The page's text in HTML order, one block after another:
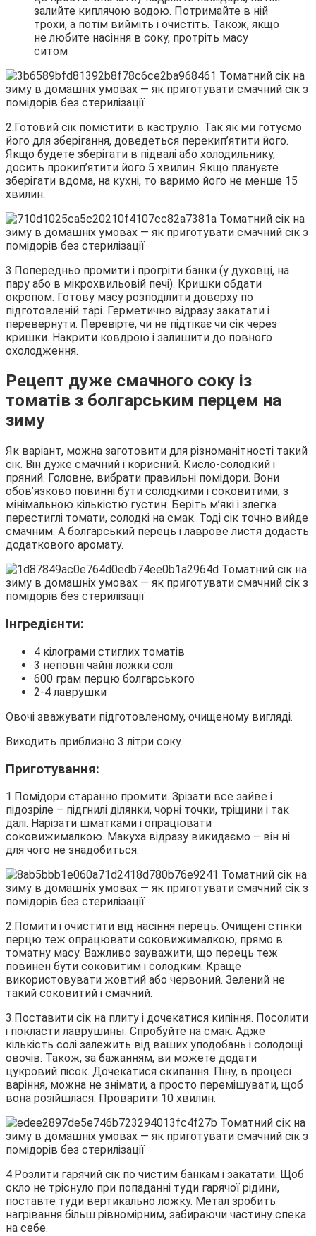
залийте киплячою водою. Потримайте в ній
трохи, а потім вийміть і очистіть. Також, якщо
не любите насіння в соку, протріть масу
ситом
2.Готовий сік помістити в каструлю. Так як ми готуємо
його для зберігання, доведеться перекип’ятити його.
Якщо будете зберігати в підвалі або холодильнику,
досить прокип’ятити його 5 хвилин. Якщо плануєте
зберігати вдома, на кухні, то варимо його не менше 15
хвилин.
3.Попередньо промити і прогріти банки (у духовці, на
пару або в мікрохвильовій печі). Кришки обдати
окропом. Готову масу розподілити доверху по
підготовленій тарі. Герметично відразу закатати і
перевернути. Перевірте, чи не підтікає чи сік через
кришки. Накрити ковдрою і залишити до повного
охолодження.
Рецепт дуже смачного соку із
томатів з болгарським перцем на
зиму
Як варіант, можна заготовити для різноманітності такий
сік. Він дуже смачний і корисний. Кисло-солодкий і
пряний. Головне, вибрати правильні помідори. Вони
обов’язково повинні бути солодкими і соковитими, з
мінімальною кількістю густин. Беріть м’які і злегка
перестиглі томати, солодкі на смак. Тоді сік точно вийде
смачним. А болгарський перець і лаврове листя додасть
додаткового аромату.
Інгредієнти:
4 кілограми стиглих томатів
3 неповні чайні ложки солі
600 грам перцю болгарського
2-4 лаврушки
Овочі зважувати підготовленому, очищеному вигляді.
Виходить приблизно 3 літри соку.
Приготування:
1.Помідори старанно промити. Зрізати все зайве і
підозріле – підгнилі ділянки, чорні точки, тріщини і так
далі. Нарізати шматками і опрацювати
соковижималкою. Макуха відразу викидаємо – він ні
для чого не знадобиться.
2.Помити і очистити від насіння перець. Очищені стінки
перцю теж опрацювати соковижималкою, прямо в
томатну масу. Важливо зауважити, що перець теж
повинен бути соковитим і солодким. Краще
використовувати жовтий або червоний. Зелений не
такий соковитий і смачний.
3.Поставити сік на плиту і дочекатися кипіння. Посолити
і покласти лаврушины. Спробуйте на смак. Адже
кількість солі залежить від ваших уподобань і солодощі
овочів. Також, за бажанням, ви можете додати
цукровий пісок. Дочекатися скипання. Піну, в процесі
варіння, можна не знімати, а просто перемішувати, щоб
вона розійшлася. Проварити 10 хвилин.
4.Розлити гарячий сік по чистим банкам і закатати. Щоб
скло не тріснуло при попаданні туди гарячої рідини,
поставте туди вертикально ложку. Метал зробить
нагрівання більш рівномірним, забираючи частину спека
на себе.